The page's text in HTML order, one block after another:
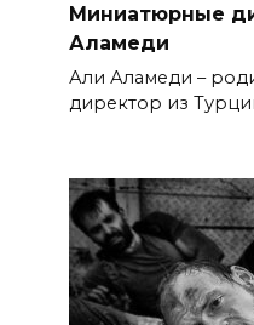
Миниатюрные
Аламеди
Али Аламеди –
директор из